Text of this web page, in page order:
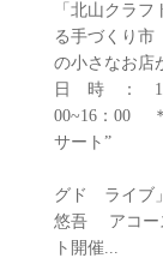
「北山クラ
る手づくり
の小さなお
日 時
00~16：00
サート
2nd ? ??
グド ライブ
悠吾 アコー
ト開催...